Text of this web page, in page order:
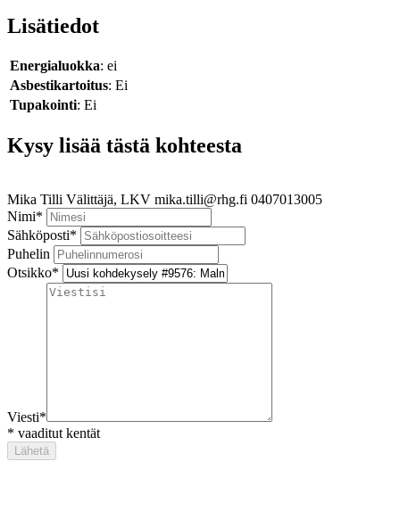
Lisätiedot
Energialuokka: ei
Asbestikartoitus: Ei
Tupakointi: Ei
Kysy lisää tästä kohteesta
Mika Tilli Välittäjä, LKV mika.tilli@rhg.fi 0407013005
Nimi*
Sähköposti*
Puhelin
Otsikko*
Viesti*
* vaaditut kentät